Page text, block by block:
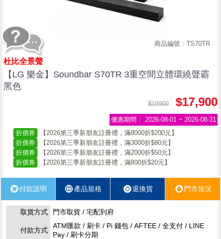
商品編號：TS70TR
杜比全景聲
【LG 樂金】Soundbar S70TR 3重空間立體環繞聲霸
黑色
$19900 $17,900
優惠期間： 2026-08-01 ~ 2026-08-31
折價券
【2026第三季新朋友註冊禮，滿8000折$200元】
折價券
【2026第三季新朋友註冊禮，滿3000折$80元】
折價券
【2026第三季新朋友註冊禮，滿2000折$50元】
折價券
【2026第三季新朋友註冊禮，滿800折$20元】
付款說明 產品規格 退換貨 門市貨況
取貨方式 門市取貨 / 宅配到府
付款方式
ATM匯款 / 刷卡 / Pi 錢包 / AFTEE / 全支付 / LINE
Pay / 刷卡分期